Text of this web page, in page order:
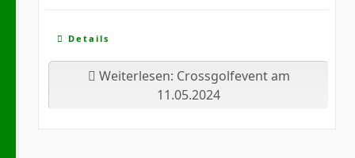
Details
Weiterlesen: Crossgolfevent am
11.05.2024